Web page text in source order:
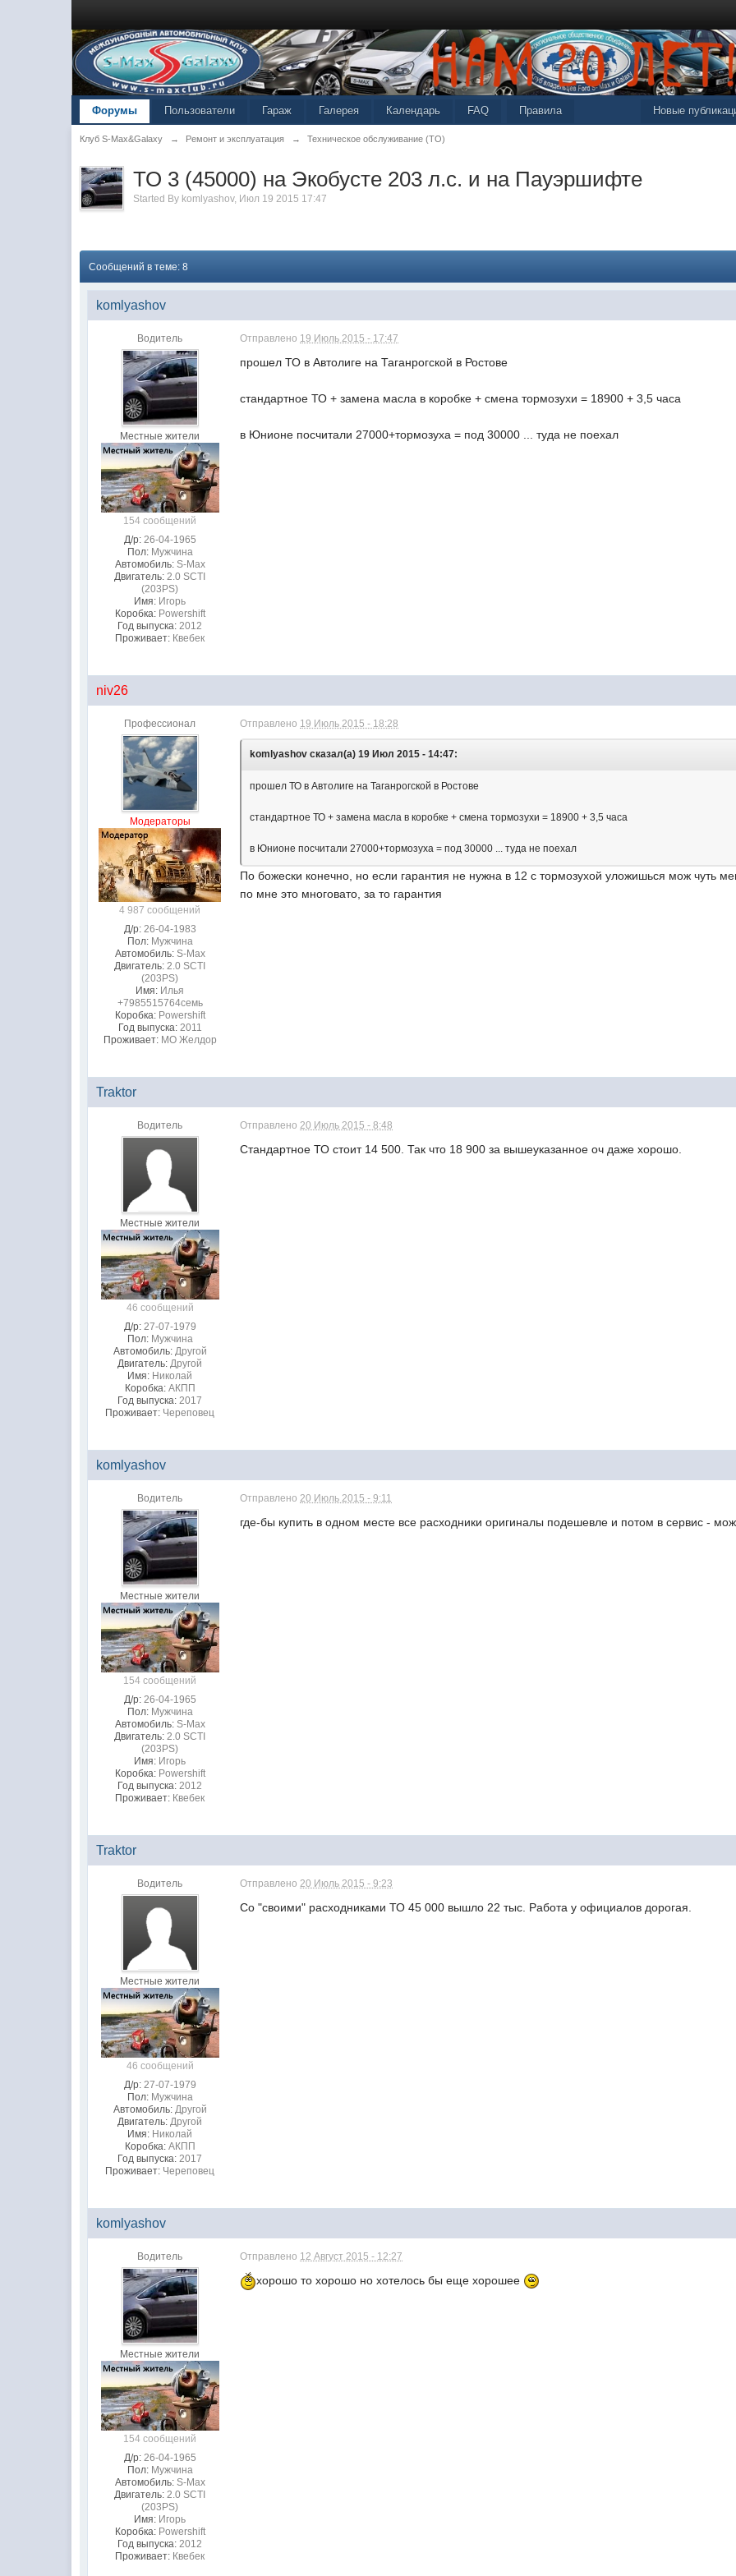
Новые
FAQ Правила
Форумы Пользователи Гараж Галерея Календарь
Клуб S-Max&Galaxy → Ремонт и эксплуатация → Техническое обслуживание (ТО)
ТО 3 (45000) на Экобусте 203 л.с. и на Пауэршифте
Started By komlyashov, Июл 19 2015 17:47
Сообщений в теме: 8
komlyashov
Водитель
Местные жители
154 сообщений
Д/р: 26-04-1965
Пол: Мужчина
Автомобиль: S-Max
Двигатель: 2.0 SCTI
(203PS)
Имя: Игорь
Коробка: Powershift
Год выпуска: 2012
Проживает: Квебек
Отправлено 19 Июль 2015 - 17:47
прошел ТО в Автолиге на Таганрогской в Ростове
стандартное ТО + замена масла в коробке + смена тормозухи = 18900 + 3,5 часа
в Юнионе посчитали 27000+тормозуха = под 30000 ... туда не поехал
niv26
Профессионал
Модераторы
4 987 сообщений
Д/р: 26-04-1983
Пол: Мужчина
Автомобиль: S-Max
Двигатель: 2.0 SCTI
(203PS)
Имя: Илья
+7985515764семь
Коробка: Powershift
Год выпуска: 2011
Проживает: МО Желдор
Отправлено 19 Июль 2015 - 18:28
komlyashov сказал(а) 19 Июл 2015 - 14:47:
прошел ТО в Автолиге на Таганрогской в Ростове
стандартное ТО + замена масла в коробке + смена тормозухи = 18900 + 3,5 часа
в Юнионе посчитали 27000+тормозуха = под 30000 ... туда не поехал
По божески конечно, но если гарантия не нужна в 12 с тормозухой уложишься мож чуть
по мне это многовато, за то гарантия
Traktor
Водитель
Местные жители
46 сообщений
Д/р: 27-07-1979
Пол: Мужчина
Автомобиль: Другой
Двигатель: Другой
Имя: Николай
Коробка: АКПП
Год выпуска: 2017
Проживает: Череповец
Отправлено20 Июль 2015 - 8:48
Стандартное ТО стоит 14 500. Так что 18 900 за вышеуказанное оч даже хорошо.
komlyashov
Водитель
Местные жители
154 сообщений
Д/р: 26-04-1965
Пол: Мужчина
Автомобиль: S-Max
Двигатель: 2.0 SCTI
(203PS)
Имя: Игорь
Коробка: Powershift
Год выпуска: 2012
Проживает: Квебек
Отправлено20 Июль 2015 - 9:11
где-бы купить в одном месте все расходники оригиналы подешевле и потом в сервис -
Traktor
Водитель
Местные жители
46 сообщений
Д/р: 27-07-1979
Пол: Мужчина
Автомобиль: Другой
Двигатель: Другой
Имя: Николай
Коробка: АКПП
Год выпуска: 2017
Проживает: Череповец
Отправлено20 Июль 2015 - 9:23
Со "своими" расходниками ТО 45 000 вышло 22 тыс. Работа у официалов дорогая.
komlyashov
Водитель
Местные жители
154 сообщений
Д/р: 26-04-1965
Пол: Мужчина
Автомобиль: S-Max
Двигатель: 2.0 SCTI
(203PS)
Имя: Игорь
Коробка: Powershift
Год выпуска: 2012
Проживает: Квебек
Отправлено 12 Август 2015 - 12:27
хорошо то хорошо но хотелось бы еще хорошее